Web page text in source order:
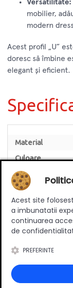
Versatilitate:
mobilier,
modern
Acest profil „U”
doresc să îmbine
elegant și eficient.
Material
Culoare
Lungime
Review-
Deții sau ai
Acest site
a imbunatatii
continuarea
de
PREFERINTE